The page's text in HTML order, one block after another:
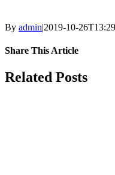
By admin|2019-10-
Share This Article
Facebook
X
LinkedIn
Tumblr
Pinterest
Vk
Email
Related Posts